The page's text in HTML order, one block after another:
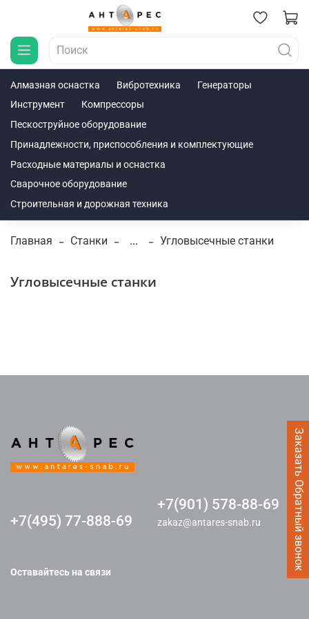
Заказать Обратный звонок
Алмазная оснастка Вибротехника
Генераторы
Инструмент
Компрессоры
Пескоструйное оборудование
Принадлежности, приспособления и комплектующие
Расходные материалы и оснастка
Сварочное оборудование
Строительная и дорожная техника
Главная Станки ... Угловысечные станки
Угловысечные станки
+7(495) 77-888-69
+7(901) 578-88-69
zakaz@antares-snab.ru
Оставайтесь на связи